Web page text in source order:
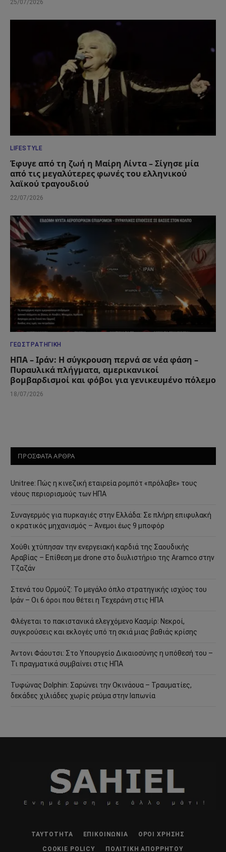
25/07/2026
LIFESTYLE
Έφυγε από τη ζωή η Μαίρη Λίντα – Σίγησε μία
από τις μεγαλύτερες φωνές του ελληνικού
λαϊκού τραγουδιού
22/07/2026
ΓΕΩΣΤΡΑΤΗΓΙΚΉ
ΗΠΑ – Ιράν: Η σύγκρουση περνά σε νέα φάση –
Πυραυλικά πλήγματα, αμερικανικοί
βομβαρδισμοί και φόβοι για γενικευμένο πόλεμο
18/07/2026
ΠΡΟΣΦΑΤΑ ΑΡΘΡΑ
Unitree: Πώς η κινεζική εταιρεία ρομπότ «πρόλαβε» τους
νέους περιορισμούς των ΗΠΑ
Συναγερμός για πυρκαγιές στην Ελλάδα: Σε πλήρη επιφυλακή
ο κρατικός μηχανισμός – Άνεμοι έως 9 μποφόρ
Χούθι χτύπησαν την ενεργειακή καρδιά της Σαουδικής
Αραβίας – Επίθεση με drone στο διυλιστήριο της Aramco στην
Τζαζάν
Στενά του Ορμούζ: Το μεγάλο όπλο στρατηγικής ισχύος του
Ιράν – Οι 6 όροι που θέτει η Τεχεράνη στις ΗΠΑ
Φλέγεται το πακιστανικά ελεγχόμενο Κασμίρ: Νεκροί,
συγκρούσεις και εκλογές υπό τη σκιά μιας βαθιάς κρίσης
Άντονι Φάουτσι: Στο Υπουργείο Δικαιοσύνης η υπόθεσή του –
Τι πραγματικά συμβαίνει στις ΗΠΑ
Τυφώνας Dolphin: Σαρώνει την Οκινάουα – Τραυματίες,
δεκάδες χιλιάδες χωρίς ρεύμα στην Ιαπωνία
ΤΑΥΤΌΤΗΤΑ ΕΠΙΚΟΙΝΩΝΊΑ ΌΡΟΙ ΧΡΉΣΗΣ
COOKIE POLICY ΠΟΛΙΤΙΚΉ ΑΠΟΡΡΉΤΟΥ